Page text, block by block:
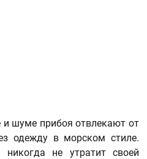
и шуме прибоя отвлекают от
одежду в морском стиле.
не утратит своей